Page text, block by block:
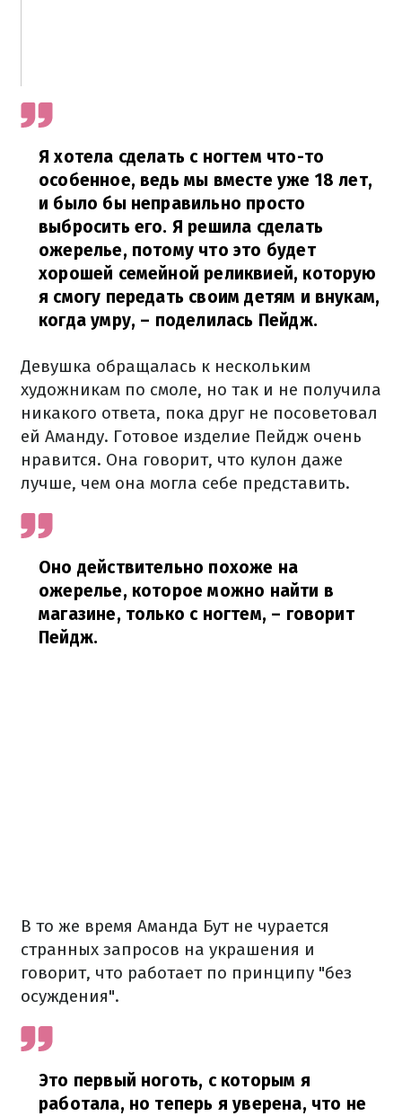
Я хотела сделать с ногтем что-то
особенное, ведь мы вместе уже 18 лет,
и было бы неправильно просто
выбросить его. Я решила сделать
ожерелье, потому что это будет
хорошей семейной реликвией, которую
я смогу передать своим детям и внукам,
когда умру, – поделилась Пейдж.
Девушка обращалась к нескольким
художникам по смоле, но так и не получила
никакого ответа, пока друг не посоветовал
ей Аманду. Готовое изделие Пейдж очень
нравится. Она говорит, что кулон даже
лучше, чем она могла себе представить.
Оно действительно похоже на
ожерелье, которое можно найти в
магазине, только с ногтем, – говорит
Пейдж.
В то же время Аманда Бут не чурается
странных запросов на украшения и
говорит, что работает по принципу "без
осуждения".
Это первый ноготь, с которым я
работала, но теперь я уверена, что не